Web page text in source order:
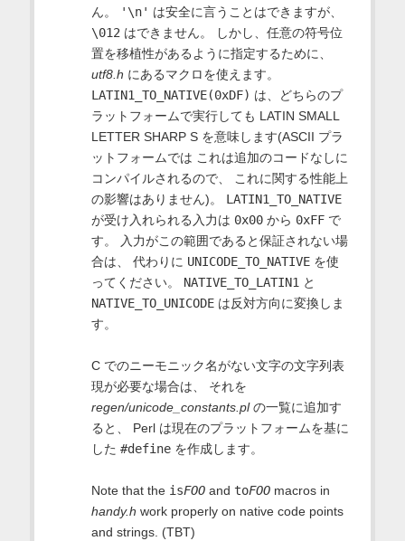
ん。
'\n' は安全に言うことはできますが、
\012 はできません。 しかし、任意の符号位
置を移植性があるように指定するために、
utf8.h にあるマクロを使えます。
LATIN1_TO_NATIVE(0xDF) は、どちらのプ
ラットフォームで実行しても LATIN SMALL
LETTER SHARP S を意味します(ASCII プラ
ットフォームでは これは追加のコードなしに
コンパイルされるので、 これに関する性能上
の影響はありません)。 LATIN1_TO_NATIVE
が受け入れられる入力は 0x00から 0xFFで
す。 入力がこの範囲であると保証されない場
合は、 代わりに UNICODE_TO_NATIVEを使
ってください。 NATIVE_TO_LATIN1 と
NATIVE_TO_UNICODEは反対方向に変換しま
す。
C でのニーモニック名がない文字の文字列表
現が必要な場合は、 それを
regen/unicode_constants.plの一覧に追加す
ると、 Perl は現在のプラットフォームを基に
した #defineを作成します。
Note that the isFOOand toFOOmacros in
handy.h work properly on native code points
and strings. (TBT)